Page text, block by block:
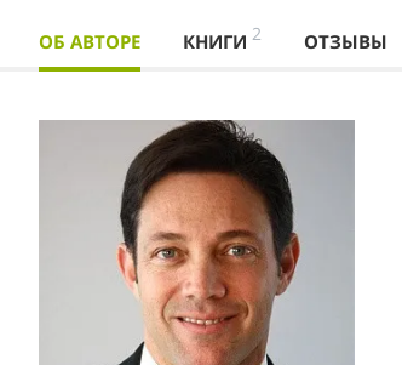
ОБ АВТОРЕ КНИГИ2 ОТЗЫВЫ